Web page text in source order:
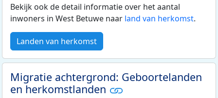
Bekijk ook de detail informatie over het aantal
inwoners in West Betuwe naar land van herkomst.
Landen van herkomst
Migratie achtergrond: Geboortelanden
en herkomstlanden